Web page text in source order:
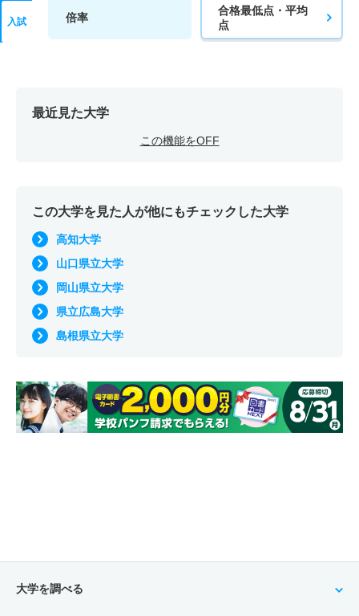
入試 倍率
合格最低点・平均
点
最近見た大学
この機能をOFF
この大学を見た人が他にもチェックした大学
高知大学
山口県立大学
岡山県立大学
県立広島大学
島根県立大学
大学を調べる